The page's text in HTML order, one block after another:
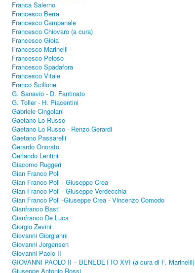
Franca Salerno
Francesco Berra
Francesco Campanale
Francesco Chiovaro (a cura)
Francesco Gioia
Francesco Marinelli
Francesco Peloso
Francesco Spadafora
Francesco Vitale
Franco Scillone
G. Sanavio - D. Fantinato
G. Toller - H. Piacentini
Gabriele Cingolani
Gaetano Lo Russo
Gaetano Lo Russo - Renzo Gerardi
Gaetano Passarelli
Gerardo Onorato
Gerlando Lentini
Giacomo Ruggeri
Gian Franco Poli
Gian Franco Poli - Giuseppe Crea
Gian Franco Poli - Giuseppe Verdecchia
Gian Franco Poli -Giuseppe Crea - Vincenzo Comodo
Gianfranco Basti
Gianfranco De Luca
Giorgio Zevini
Giovanni Giorgianni
Giovanni Jorgensen
Giovanni Paolo II
GIOVANNI PAOLO II – BENEDETTO XVI (a cura di F. Marinelli)
Giuseppe Antonio Rossi